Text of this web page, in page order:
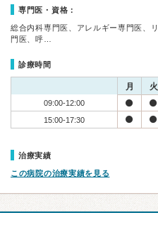
専門医・資格：
総合内科専門医、アレルギー専門医、
門医、呼…
診療時間
月 火
09:00-12:00
15:00-17:30
治療実績
この病院の治療実績を見る